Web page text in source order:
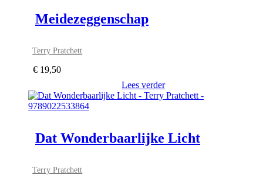
Meidezeggenschap
Terry Pratchett
€ 19,50
Lees verder
Dat Wonderbaarlijke Licht
Terry Pratchett